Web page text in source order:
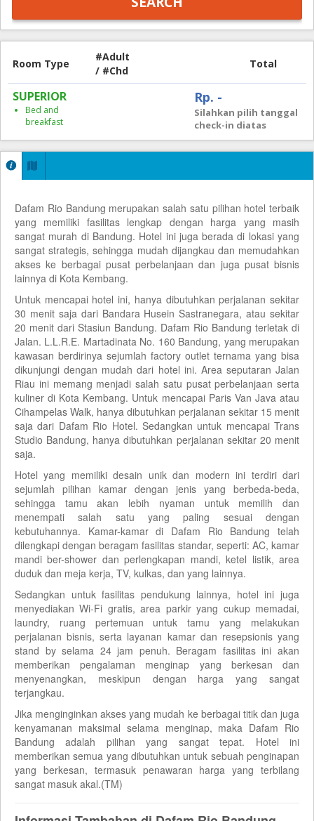
Room Type
#Adult
/ #Chd
Total
SUPERIOR
Bed and
breakfast
Rp. -
Silahkan pilih tanggal
check-in diatas
Dafam Rio Bandung merupakan salah satu pilihan hotel terbaik
yang memiliki fasilitas lengkap dengan harga yang masih
sangat murah di Bandung. Hotel ini juga berada di lokasi yang
sangat strategis, sehingga mudah dijangkau dan memudahkan
akses ke berbagai pusat perbelanjaan dan juga pusat bisnis
lainnya di Kota Kembang.
Untuk mencapai hotel ini, hanya dibutuhkan perjalanan sekitar
30 menit saja dari Bandara Husein Sastranegara, atau sekitar
20 menit dari Stasiun Bandung. Dafam Rio Bandung terletak di
Jalan. L.L.R.E. Martadinata No. 160 Bandung, yang merupakan
kawasan berdirinya sejumlah factory outlet ternama yang bisa
dikunjungi dengan mudah dari hotel ini. Area seputaran Jalan
Riau ini memang menjadi salah satu pusat perbelanjaan serta
kuliner di Kota Kembang. Untuk mencapai Paris Van Java atau
Cihampelas Walk, hanya dibutuhkan perjalanan sekitar 15 menit
saja dari Dafam Rio Hotel. Sedangkan untuk mencapai Trans
Studio Bandung, hanya dibutuhkan perjalanan sekitar 20 menit
saja.
Hotel yang memiliki desain unik dan modern ini terdiri dari
sejumlah pilihan kamar dengan jenis yang berbeda-beda,
sehingga tamu akan lebih nyaman untuk memilih dan
menempati salah satu yang paling sesuai dengan
kebutuhannya. Kamar-kamar di Dafam Rio Bandung telah
dilengkapi dengan beragam fasilitas standar, seperti: AC, kamar
mandi ber-shower dan perlengkapan mandi, ketel listik, area
duduk dan meja kerja, TV, kulkas, dan yang lainnya.
Sedangkan untuk fasilitas pendukung lainnya, hotel ini juga
menyediakan Wi-Fi gratis, area parkir yang cukup memadai,
laundry, ruang pertemuan untuk tamu yang melakukan
perjalanan bisnis, serta layanan kamar dan resepsionis yang
stand by selama 24 jam penuh. Beragam fasilitas ini akan
memberikan pengalaman menginap yang berkesan dan
menyenangkan, meskipun dengan harga yang sangat
terjangkau.
Jika menginginkan akses yang mudah ke berbagai titik dan juga
kenyamanan maksimal selama menginap, maka Dafam Rio
Bandung adalah pilihan yang sangat tepat. Hotel ini
memberikan semua yang dibutuhkan untuk sebuah penginapan
yang berkesan, termasuk penawaran harga yang terbilang
sangat masuk akal.(TM)